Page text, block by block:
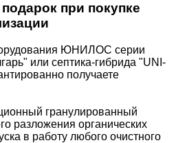
при покупке
ЮНИЛОС серии
или септика-гибрида "UNI-
получаете
гранулированный
разложения органических
в работу любого очистного